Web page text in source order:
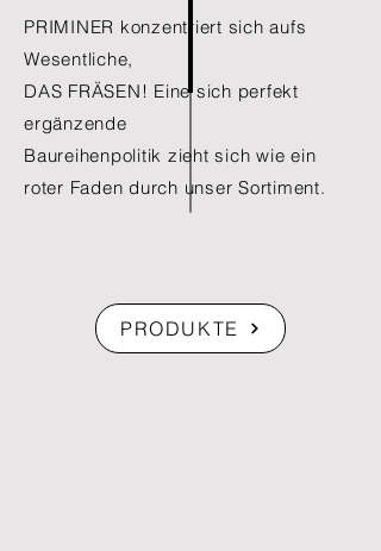
PRIMINER konzentriert sich aufs
Wesentliche,
DAS FRÄSEN! Eine sich perfekt
ergänzende
Baureihenpolitik zieht sich wie ein
roter Faden durch unser Sortiment.
PRODUKTE